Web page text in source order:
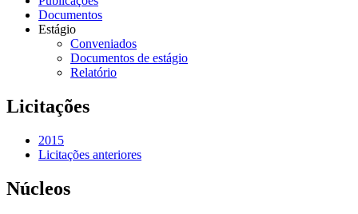
Documentos
Estágio
Conveniados
Documentos de estágio
Relatório
Licitações
2015
Licitações anteriores
Núcleos